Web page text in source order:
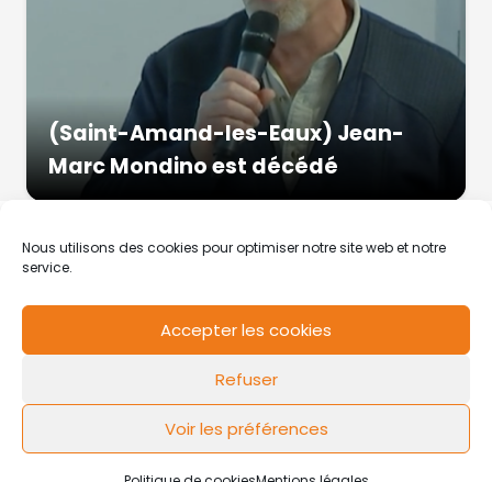
Nous utilisons des cookies pour optimiser notre site web et notre
service.
Accepter les cookies
Refuser
Voir les préférences
(Saint-Amand-les-Eaux) Jean-
Marc Mondino est décédé
Mentions légales Politique de cookies
FLOW44